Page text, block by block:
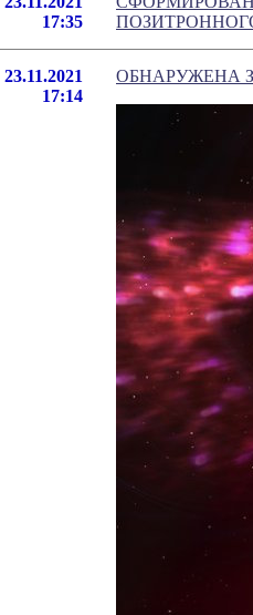
17:35
23.11.2021
17:14
ОБНАРУЖЕНА